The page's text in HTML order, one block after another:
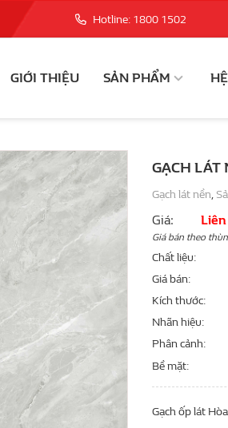
Hotline: 1800 1502
GIỚI THIỆU SẢN PHẨM
GẠCH LÁT
Gạch lát nền,
Giá:
Giá bán theo
Chất liệu
Giá bán
Kích thước
Nhãn hiệu
Phân cảnh
Bề mặt
Gạch ốp lát